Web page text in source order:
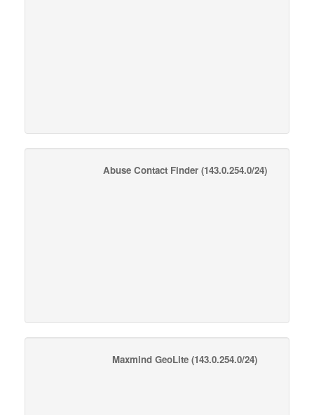
Abuse Contact Finder(143.0.254.0/24)
Maxmind GeoLite (143.0.254.0/24)